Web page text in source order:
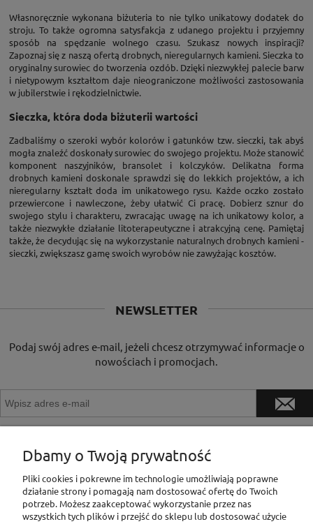
Własnoręcznie wykonana biżuteria to nie tylko unikatowy dodatek do
stroju. To także ogromna satysfakcja z udanego projektu i przyjemny
sposób na spędzanie wolnego czasu. Szukasz nowych inspiracji?
Zapoznaj się z naszą ofertą drobnych, nieregularnych kamieni. Sieczka to
oryginalny surowiec do tworzenia ozdób. Dzięki niezwykłej palecie barw
i nietypowym kształtom daje nieograniczone możliwości zastosowania
w jubilerstwie i rękodzielnictwie.
Sieczka, która doda biżuterii wartości
Zadbaliśmy o szeroki wybór kolorów i gatunków tzw. sieczki, tak abyś
mogła znaleźć doskonały surowiec do swojego projektu. Może stanowić
komponent naszyjników, bransolet i kolczyków. Delikatna forma
drobnych kamieni doskonale sprawdzi się do lekkich projektów, a ich
nieregularny kształt doda im unikatowego rysu. Każde oczko zostało
przewiercone i nawleczone, żeby ułatwić Ci pracę. Dobierz sznur do
swojego stylu i charakteru, zwracając uwagę na ich unikatowy kolor, a
także niezwykłe działanie litoterapeutyczne i atrakcyjną cenę. Pamiętaj
także, że decydując się na wykorzystanie naturalnych drobnych kamieni -
sieczki, zwiększasz gamę swoich wyrobów nie zawyżając kosztów.
NEWSLETTER
Podaj swój adres e-mail, jeżeli chcesz otrzymywać informacje o
nowościach i promocjach.
INFORMACJE
MOJE KONTO
Dbamy o Twoją prywatność
Pliki cookies i pokrewne im technologie umożliwiają poprawne
działanie strony i pomagają nam dostosować ofertę do Twoich
potrzeb. Możesz zaakceptować wykorzystanie przez nas
wszystkich tych plików i przejść do sklepu lub dostosować użycie